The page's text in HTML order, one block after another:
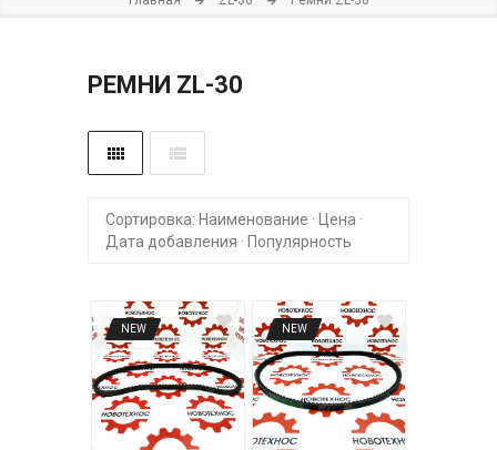
РЕМНИ ZL-30
Сортировка: Наименование · Цена ·
Дата добавления · Популярность
NEW NEW